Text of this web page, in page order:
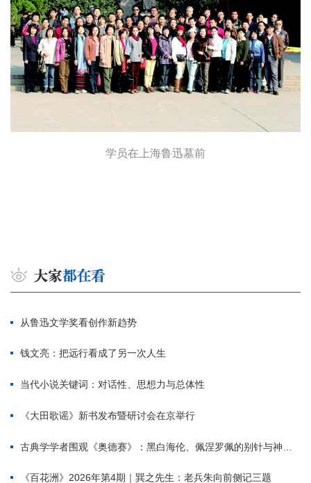
学员在上海鲁迅墓前
从鲁迅文学奖看创作新趋势
钱文亮：把远行看成了另一次人生
当代小说关键词：对话性、思想力与总体性
《大田歌谣》新书发布暨研讨会在京举行
古典学学者围观《奥德赛》：黑白海伦、佩涅罗佩的别针与神秘入侵者
《百花洲》2026年第4期｜巽之先生：老兵朱向前侧记三题